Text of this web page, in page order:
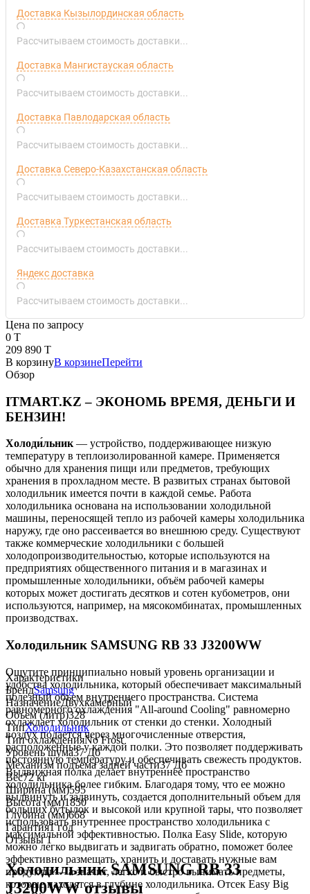
Доставка Кызылординская область
Рассчитываем стоимость доставки...
Доставка Мангистауская область
Рассчитываем стоимость доставки...
Доставка Павлодарская область
Рассчитываем стоимость доставки...
Доставка Северо-Казахстанская область
Рассчитываем стоимость доставки...
Доставка Туркестанская область
Рассчитываем стоимость доставки...
Яндекс доставка
Рассчитываем стоимость доставки...
Цена по запросу
0 T
209 890 T
В корзинуВ корзинеПерейти
Обзор
ITMART.KZ – ЭКОНОМЬ ВРЕМЯ, ДЕНЬГИ И
БЕНЗИН!
Холоди́льник — устройство, поддерживающее низкую
температуру в теплоизолированной камере. Применяется
обычно для хранения пищи или предметов, требующих
хранения в прохладном месте. В развитых странах бытовой
холодильник имеется почти в каждой семье. Работа
холодильника основана на использовании холодильной
машины, переносящей тепло из рабочей камеры холодильника
наружу, где оно рассеивается во внешнюю среду. Существуют
также коммерческие холодильники с большей
холодопроизводительностью, которые используются на
предприятиях общественного питания и в магазинах и
промышленные холодильники, объём рабочей камеры
которых может достигать десятков и сотен кубометров, они
используются, например, на мясокомбинатах, промышленных
производствах.
Холодильник SAMSUNG RB 33 J3200WW
Ощутите принципиально новый уровень организации и
удобства холодильника, который обеспечивает максимальный
полезный объем внутреннего пространства. Система
равномерного охлаждения "All-around Cooling" равномерно
охлаждает холодильник от стенки до стенки. Холодный
воздух подается через многочисленные отверстия,
расположенные у каждой полки. Это позволяет поддерживать
постоянную температуру и обеспечивать свежесть продуктов.
Выдвижная полка делает внутреннее пространство
холодильника более гибким. Благодаря тому, что ее можно
выдвинуть и задвинуть, создается дополнительный объем для
больших бутылок и высокой или крупной тары, что позволяет
использовать внутреннее пространство холодильника с
максимальной эффективностью. Полка Easy Slide, которую
можно легко выдвигать и задвигать обратно, поможет более
эффективно размещать, хранить и доставать нужные вам
продукты — а значит, легко и быстро вынимать предметы,
которые находятся в глубине холодильника. Отсек Easy Big
Характеристики
БрендSamsung
НазначениеДвухкамерный
Объем (литр)328
ТипХолодильник
Тип охлажденияNo Frost
Уровень шума37 Дб
Механизм подъема задней части37 Дб
Вес72 кг
Ширина (мм)595
Высота (мм)1850
Глубина (мм)668
Гарантия1 год
Отзывы1
Холодильник SAMSUNG RB 33
J3200WW отзывы